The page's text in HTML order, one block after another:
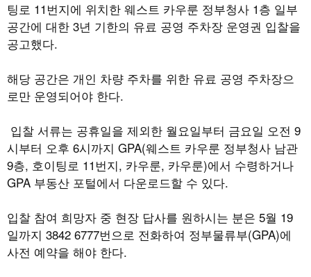
팅로 11 번지에 위치한 웨스트 카우룬 정부청사 1층 일부
공간에 대한 3년 기한의 유료 공영 주차장 운영권 입찰을
공고했다.
해당 공간은 개인 차량 주차를 위한 유료 공영 주차장으
로만 운영되어야 한다.
입찰 서류는 공휴일을 제외한 월요일부터 금요일 오전 9
시부터 오후 6시까지 GPA(웨스트 카우룬 정부청사 남관
9층, 호이팅로 11 번지, 카우룬, 카우룬)에서 수령하거나
GPA 부동산 포털에서 다운로드할 수 있다.
입찰 참여 희망자 중 현장 답사를 원하시는 분은 5월 19
일까지 3842 6777번으로 전화하여 정부물류부(GPA)에
사전 예약을 해야 한다.